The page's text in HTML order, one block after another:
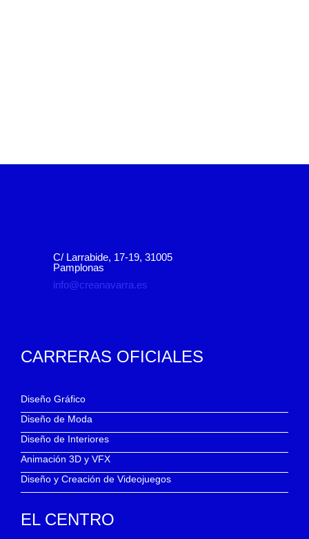
C/ Larrabide, 17-19, 31005
Pamplonas
info@creanavarra.es
CARRERAS OFICIALES
Diseño Gráfico
Diseño de Moda
Diseño de Interiores
Animación 3D y VFX
Diseño y Creación de Videojuegos
EL CENTRO